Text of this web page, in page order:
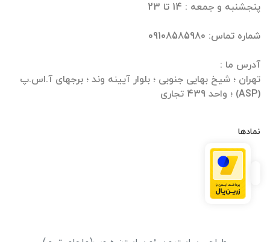
؛ شیخ بهایی جنوبی ؛ بلوار آیینه وند ؛ برجهای آ.اس.پ